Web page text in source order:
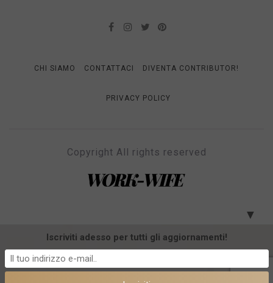
CHI SIAMO CONTATTACI DIVENTA CONTRIBUTOR!
PRIVACY POLICY
Copyright All rights reserved
WORK-WIFE
▼
Iscriviti adesso per tutti gli aggiornamenti!